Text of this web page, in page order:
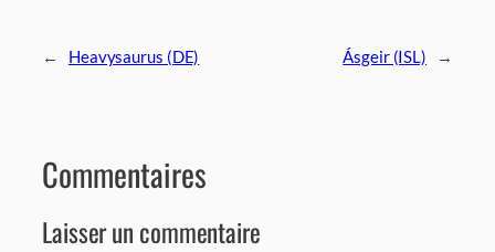
← Heavysaurus (DE) Ásgeir (ISL) →
Commentaires
Laisser un commentaire